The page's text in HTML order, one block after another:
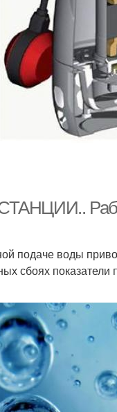
подаче воды
сбоях